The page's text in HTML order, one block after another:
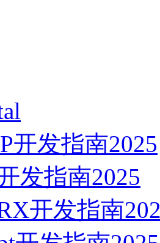
开发指南2025
发指南2025
开发指南